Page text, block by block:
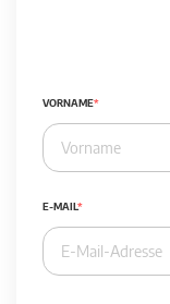
VORNAME
E-MAIL